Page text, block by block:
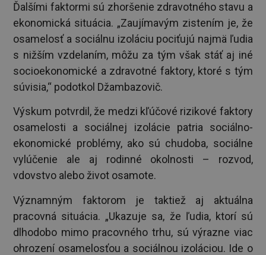
Ďalšími faktormi sú zhoršenie zdravotného stavu a
ekonomická situácia. „Zaujímavým zistením je, že
osamelosť a sociálnu izoláciu pociťujú najmä ľudia
s nižším vzdelaním, môžu za tým však stáť aj iné
socioekonomické a zdravotné faktory, ktoré s tým
súvisia,“ podotkol Džambazovič.
Výskum potvrdil, že medzi kľúčové rizikové faktory
osamelosti a sociálnej izolácie patria sociálno-
ekonomické problémy, ako sú chudoba, sociálne
vylúčenie ale aj rodinné okolnosti – rozvod,
vdovstvo alebo život osamote.
Významným faktorom je taktiež aj aktuálna
pracovná situácia. „Ukazuje sa, že ľudia, ktorí sú
dlhodobo mimo pracovného trhu, sú výrazne viac
ohrození osamelosťou a sociálnou izoláciou. Ide o